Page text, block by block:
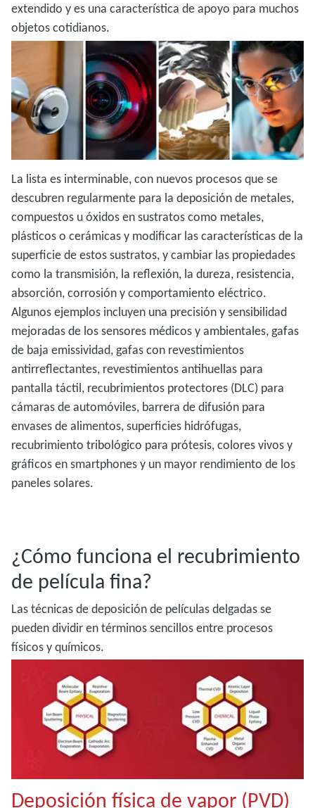
extendido y es una característica de apoyo para muchos
objetos cotidianos.
La lista es interminable, con nuevos procesos que se
descubren regularmente para la deposición de metales,
compuestos u óxidos en sustratos como metales,
plásticos o cerámicas y modificar las características de la
superficie de estos sustratos, y cambiar las propiedades
como la transmisión, la reflexión, la dureza, resistencia,
absorción, corrosión y comportamiento eléctrico.
Algunos ejemplos incluyen una precisión y sensibilidad
mejoradas de los sensores médicos y ambientales, gafas
de baja emissividad, gafas con revestimientos
antirreflectantes, revestimientos antihuellas para
pantalla táctil, recubrimientos protectores (DLC) para
cámaras de automóviles, barrera de difusión para
envases de alimentos, superficies hidrófugas,
recubrimiento tribológico para prótesis, colores vivos y
gráficos en smartphones y un mayor rendimiento de los
paneles solares.
¿Cómo funciona el recubrimiento
de película fina?
Las técnicas de deposición de películas delgadas se
pueden dividir en términos sencillos entre procesos
físicos y químicos.
Deposición física de vapor (PVD)